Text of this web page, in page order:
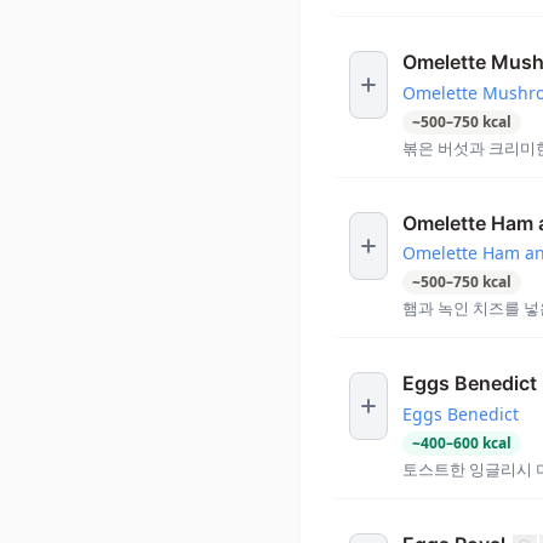
Omelette
Omelette
~500–750 kcal
볶은 버섯과 크리미
Omelette Ham
Omelette Ham
~500–750 kcal
햄과 녹인 치즈를
Eggs Benedict
Eggs Benedict
~400–600 kcal
토스트한 잉글리시